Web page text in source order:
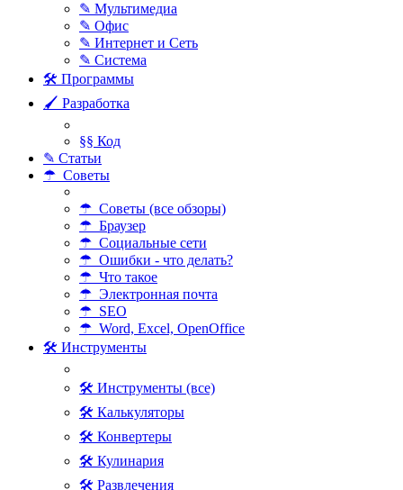
✎ Мультимедиа
✎ Офис
✎ Интернет и Сеть
✎ Система
🛠 Программы
🖌 Разработка
§§ Код
✎ Статьи
☂ Советы
☂ Советы (все обзоры)
☂ Браузер
☂ Социальные сети
☂ Ошибки - что делать?
☂ Что такое
☂ Электронная почта
☂ SEO
☂ Word, Excel, OpenOffice
🛠 Инструменты
🛠 Инструменты (все)
🛠 Калькуляторы
🛠 Конвертеры
🛠 Кулинария
🛠 Развлечения